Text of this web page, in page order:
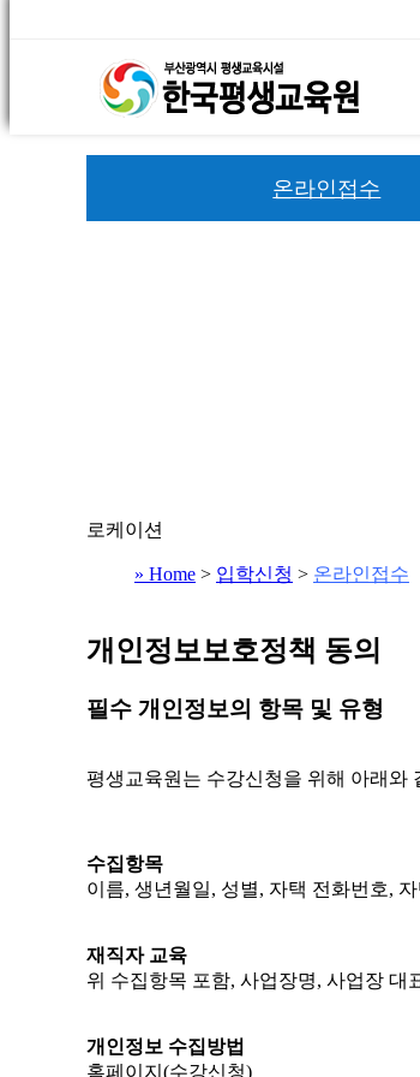
온라인접수
로케이션
» Home > 입학신청 > 온라인접수
개인정보보호정책 동의
필수 개인정보의 항목 및 유형
평생교육원는 수강신청을 위해 아래와
수집항목
이름, 생년월일, 성별, 자택 전화번호,
재직자 교육
위 수집항목 포함, 사업장명, 사업장 대
개인정보 수집방법
홈페이지(수강신청)